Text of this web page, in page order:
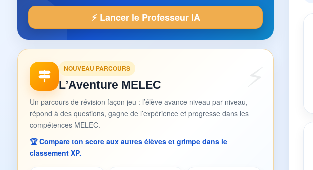
⚡ Lancer le Professeur IA
NOUVEAU PARCOURS
L’Aventure MELEC
Un parcours de révision façon jeu : l’élève avance niveau par niveau,
répond à des questions, gagne de l’expérience et progresse dans les
compétences MELEC.
🏆 Compare ton score aux autres élèves et grimpe dans le
classement XP.